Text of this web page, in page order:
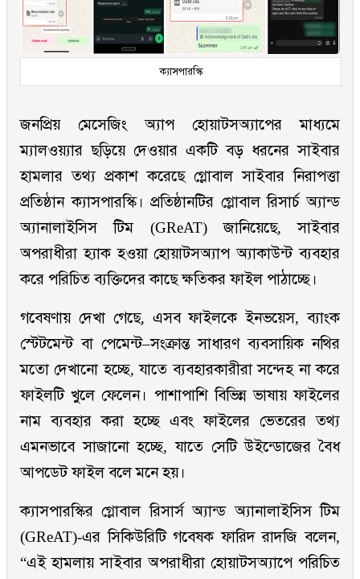
ক্যাসপারস্কি
জনপ্রিয় মেসেজিং অ্যাপ হোয়াটসঅ্যাপের মাধ্যমে
ম্যালওয়্যার ছড়িয়ে দেওয়ার একটি বড় ধরনের সাইবার
হামলার তথ্য প্রকাশ করেছে গ্লোবাল সাইবার নিরাপত্তা
প্রতিষ্ঠান ক্যাসপারস্কি। প্রতিষ্ঠানটির গ্লোবাল রিসার্চ অ্যান্ড
অ্যানালাইসিস টিম (GReAT) জানিয়েছে, সাইবার
অপরাধীরা হ্যাক হওয়া হোয়াটসঅ্যাপ অ্যাকাউন্ট ব্যবহার
করে পরিচিত ব্যক্তিদের কাছে ক্ষতিকর ফাইল পাঠাচ্ছে।
গবেষণায় দেখা গেছে, এসব ফাইলকে ইনভয়েস, ব্যাংক
স্টেটমেন্ট বা পেমেন্ট–সংক্রান্ত সাধারণ ব্যবসায়িক নথির
মতো দেখানো হচ্ছে, যাতে ব্যবহারকারীরা সন্দেহ না করে
ফাইলটি খুলে ফেলেন। পাশাপাশি বিভিন্ন ভাষায় ফাইলের
নাম ব্যবহার করা হচ্ছে এবং ফাইলের ভেতরের তথ্য
এমনভাবে সাজানো হচ্ছে, যাতে সেটি উইন্ডোজের বৈধ
আপডেট ফাইল বলে মনে হয়।
ক্যাসপারস্কির গ্লোবাল রিসার্স অ্যান্ড অ্যানালাইসিস টিম
(GReAT)-এর সিকিউরিটি গবেষক ফারিদ রাদজি বলেন,
“এই হামলায় সাইবার অপরাধীরা হোয়াটসঅ্যাপে পরিচিত